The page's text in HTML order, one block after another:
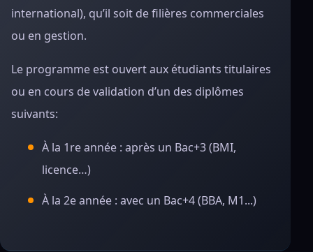
international), qu’il soit de filières commerciales
ou en gestion.
Le programme est ouvert aux étudiants titulaires
ou en cours de validation d’un des diplômes
suivants:
À la 1re année : après un Bac+3 (BMI,
licence…)
À la 2e année : avec un Bac+4 (BBA, M1...)